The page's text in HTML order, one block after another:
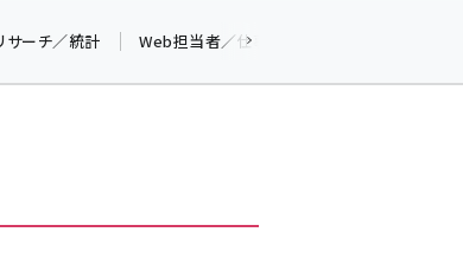
サーチ／統計 Web担当者／仕事